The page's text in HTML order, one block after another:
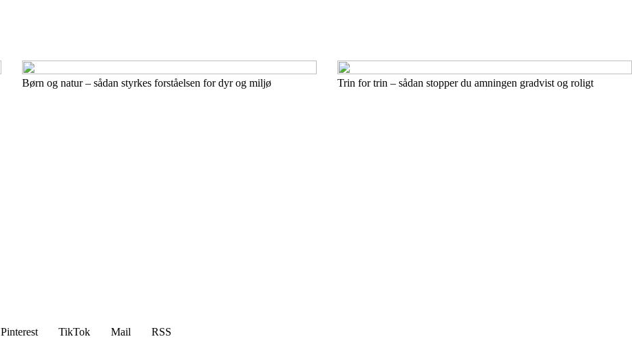
Børn og natur – sådan styrkes forståelsen for dyr og miljø Trin for trin – sådan stopper du amningen gradvist og roligt
Pinterest TikTok Mail
RSS